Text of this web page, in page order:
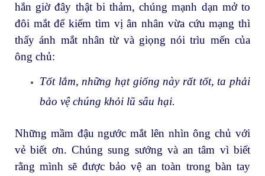
hắn giờ đây thật bi thảm, chúng mạnh dạn mở to
đôi mắt để kiếm tìm vị ân nhân vừa cứu mạng thì
thấy ánh mắt nhân từ và giọng nói trìu mến của
ông chủ:
Tốt lắm, những hạt giống này rất tốt, ta phải
bảo vệ chúng khỏi lũ sâu hại.
Những mầm đậu ngước mắt lên nhìn ông chủ với
vẻ biết ơn. Chúng sung sướng và an tâm vì biết
rằng mình sẽ được bảo vệ an toàn trong bàn tay